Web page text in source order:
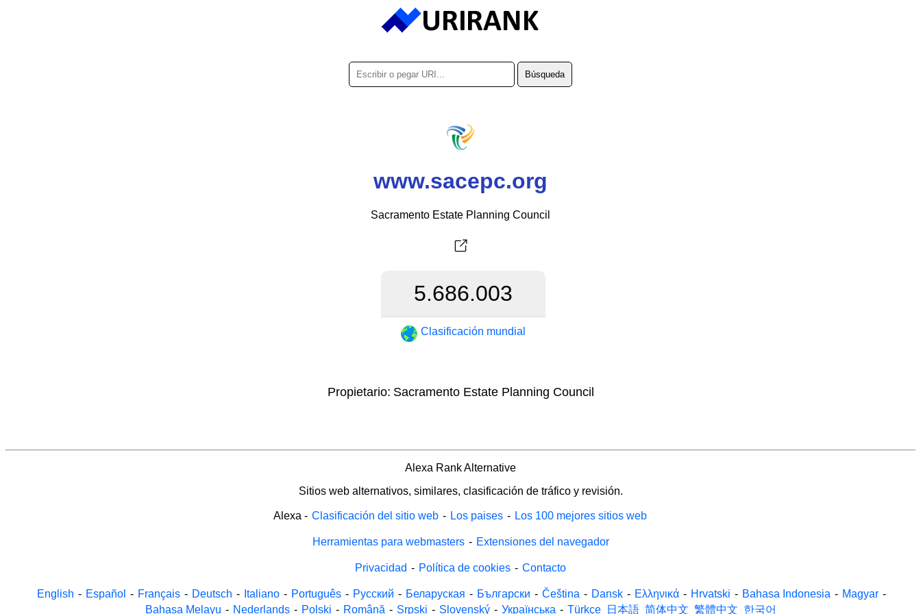
www.sacepc.org
Sacramento Estate Planning Council
5.686.003
Clasificación mundial
Propietario: Sacramento Estate Planning Council
Alexa Rank Alternative
Sitios web alternativos, similares, clasificación de tráfico y revisión.
Alexa - Clasificación del sitio web - Los paises - Los 100 mejores sitios web
Herramientas para webmasters - Extensiones del navegador
Privacidad - Política de cookies - Contacto
English - Español - Français - Deutsch - Italiano - Português - Русский - Беларуская - Български - Čeština - Dansk - Ελληνικά - Hrvatski - Bahasa Indonesia - Magyar -
Bahasa Melayu - Nederlands - Polski - Română - Srpski - Slovenský - Українська - Türkçe 日本語 简体中文 繁體中文 한국어